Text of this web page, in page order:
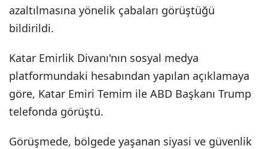
azaltılmasına yönelik çabaları görüştüğü
bildirildi.
Katar Emirlik Divanı'nın sosyal medya
platformundaki hesabından yapılan açıklamaya
göre, Katar Emiri Temim ile ABD Başkanı Trump
telefonda görüştü.
Görüşmede, bölgede yaşanan siyasi ve güvenlik